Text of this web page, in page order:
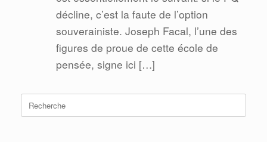
décline, c’est la faute de l’option
souverainiste. Joseph Facal, l’une des
figures de proue de cette école de
pensée, signe ici […]
Search
for: